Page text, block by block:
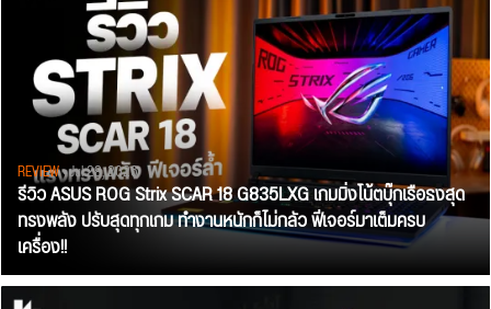
REVIEW• Jul 28, 2026
รีวิว ASUS ROG Strix SCAR 18 G835LXG เกมมิ่งโน้ตบุ๊กเรือธงสุด
ทรงพลัง ปรับสุดทุกเกม ทำงานหนักก็ไม่กลัว ฟีเจอร์มาเต็มครบ
เครื่อง!!